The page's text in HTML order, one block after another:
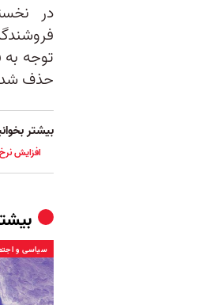
در
توجه
حذف
بیشتر
افزایش
سیاسی و